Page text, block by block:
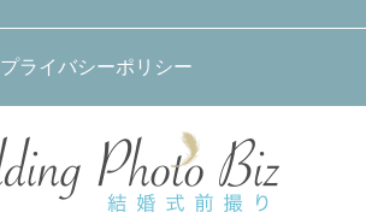
プライバシーポリシー